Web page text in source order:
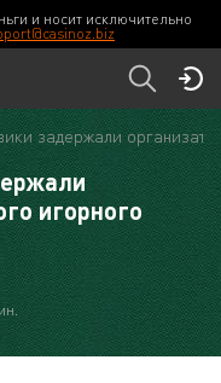
и носит исключительно
задержали
игорного